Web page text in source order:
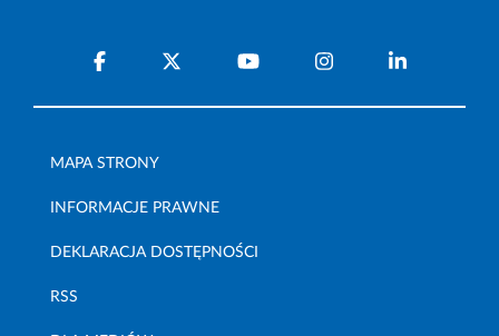
MAPA STRONY
INFORMACJE PRAWNE
DEKLARACJA DOSTĘPNOŚCI
RSS